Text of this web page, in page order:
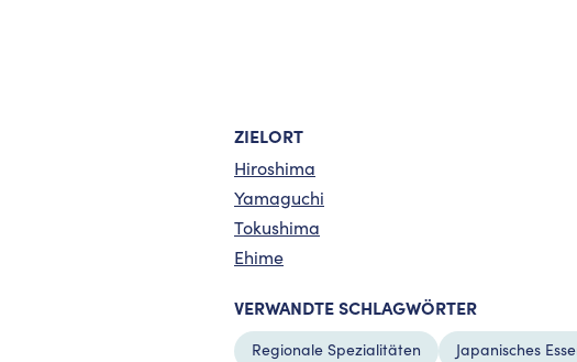
ZIELORT
Hiroshima
Yamaguchi
Tokushima
Ehime
VERWANDTE SCHLAGWÖRTER
Regionale Spezialitäten
Japanisches